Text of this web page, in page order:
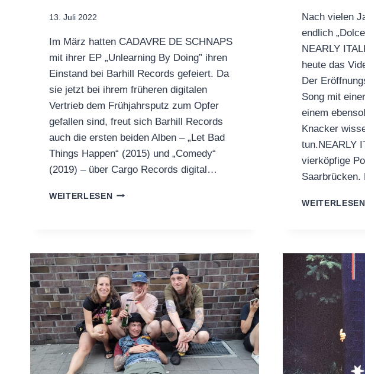
13. Juli 2022
Im März hatten CADAVRE DE SCHNAPS
mit ihrer EP „Unlearning By Doing” ihren
Einstand bei Barhill Records gefeiert. Da
sie jetzt bei ihrem früheren digitalen
Vertrieb dem Frühjahrsputz zum Opfer
gefallen sind, freut sich Barhill Records
auch die ersten beiden Alben – „Let Bad
Things Happen“ (2015) und „Comedy“
(2019) – über Cargo Records digital…
WEITERLESENCADAVRE
RELEASE
OF
FIRST
TWO
ALBUMS
Nach vielen
endlich
NEARLY
heute das
Der
Song mit
einem
Knacker
tun.NEARLY
vierköpfige
WEITERLESEN